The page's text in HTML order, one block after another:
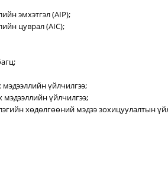
эмхэтгэл (AIP);
цуврал (AIC);
үйлчилгээ;
мэдээллийн үйлчилгээ;
хөдөлгөөний мэдээ зохицуулалтын